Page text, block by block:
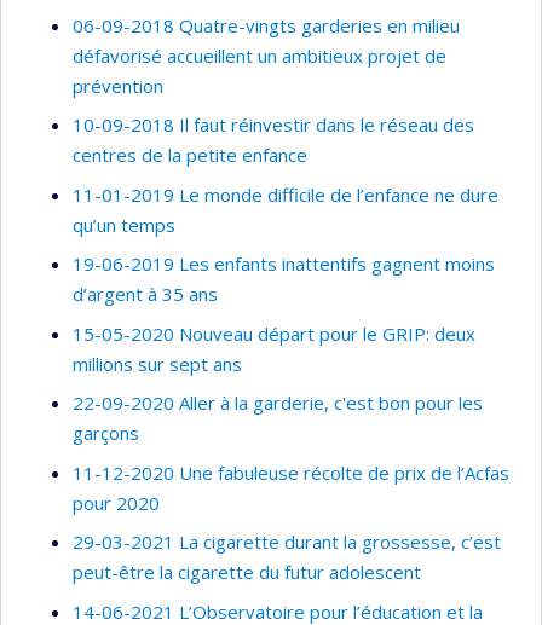
06-09-2018 Quatre-vingts garderies en milieu
défavorisé accueillent un ambitieux projet de
prévention
10-09-2018 Il faut réinvestir dans le réseau des
centres de la petite enfance
11-01-2019 Le monde difficile de l’enfance ne dure
qu’un temps
19-06-2019 Les enfants inattentifs gagnent moins
d’argent à 35 ans
15-05-2020 Nouveau départ pour le GRIP: deux
millions sur sept ans
22-09-2020 Aller à la garderie, c'est bon pour les
garçons
11-12-2020 Une fabuleuse récolte de prix de l’Acfas
pour 2020
29-03-2021 La cigarette durant la grossesse, c’est
peut-être la cigarette du futur adolescent
14-06-2021 L’Observatoire pour l’éducation et la